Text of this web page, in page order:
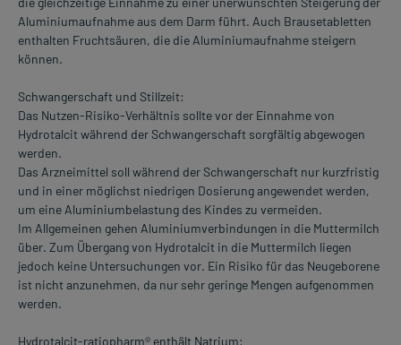
Aluminiumaufnahme aus dem Darm führt. Auch Brausetabletten
enthalten Fruchtsäuren, die die Aluminiumaufnahme steigern
können.
Schwangerschaft und Stillzeit:
Das Nutzen-Risiko-Verhältnis sollte vor der Einnahme von
Hydrotalcit während der Schwangerschaft sorgfältig abgewogen
werden.
Das Arzneimittel soll während der Schwangerschaft nur kurzfristig
und in einer möglichst niedrigen Dosierung angewendet werden,
um eine Aluminiumbelastung des Kindes zu vermeiden.
Im Allgemeinen gehen Aluminiumverbindungen in die Muttermilch
über. Zum Übergang von Hydrotalcit in die Muttermilch liegen
jedoch keine Untersuchungen vor. Ein Risiko für das Neugeborene
ist nicht anzunehmen, da nur sehr geringe Mengen aufgenommen
werden.
Hydrotalcit-ratiopharm® enthält Natrium: